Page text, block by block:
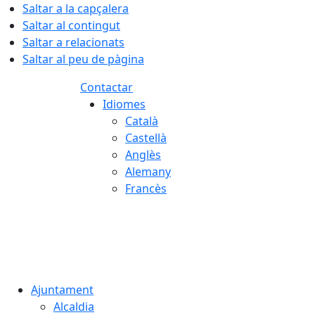
Saltar a la capçalera
Saltar al contingut
Saltar a relacionats
Saltar al peu de pàgina
Contactar
Idiomes
Català
Castellà
Anglès
Alemany
Francès
Ajuntament
Alcaldia